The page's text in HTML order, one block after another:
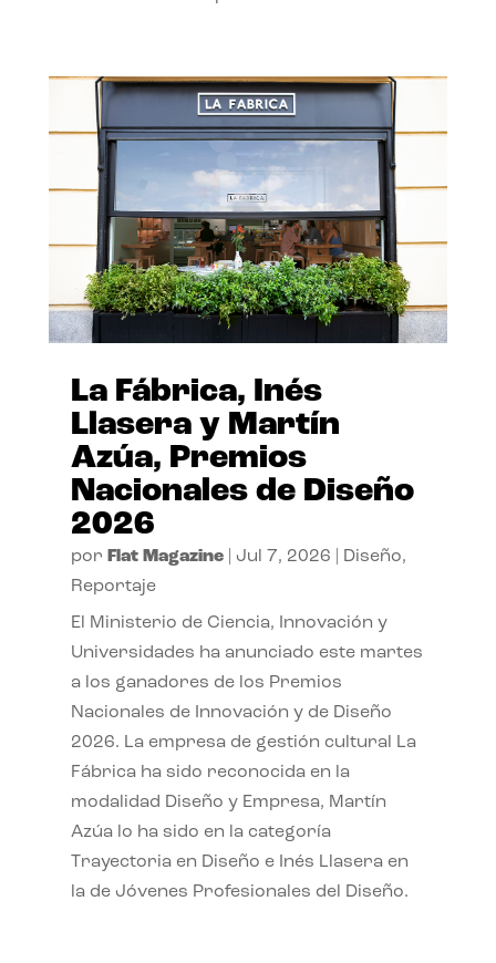
La Fábrica, Inés
Llasera y Martín
Azúa, Premios
Nacionales de Diseño
2026
por Flat Magazine| Jul 7, 2026 Diseño,
Reportaje
El Ministerio de Ciencia, Innovación y
Universidades ha anunciado este martes
a los ganadores de los Premios
Nacionales de Innovación y de Diseño
2026. La empresa de gestión cultural La
Fábrica ha sido reconocida en la
modalidad Diseño y Empresa, Martín
Azúa lo ha sido en la categoría
Trayectoria en Diseño e Inés Llasera en
la de Jóvenes Profesionales del Diseño.